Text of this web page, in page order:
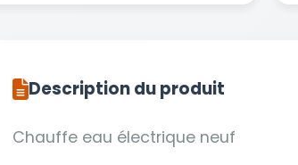
Description du produit
Chauffe eau électrique neuf